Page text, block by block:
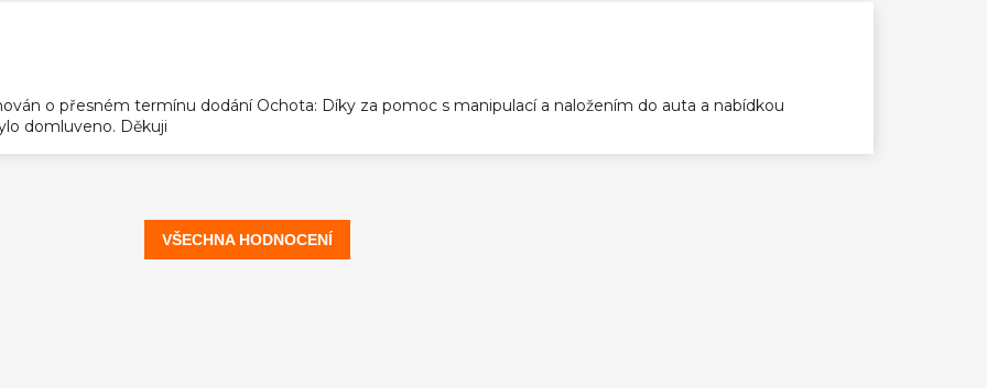
o přesném termínu dodání Ochota: Díky za pomoc s manipulací a naložením do auta a nabídkou
domluveno. Děkuji
VŠECHNA HODNOCENÍ